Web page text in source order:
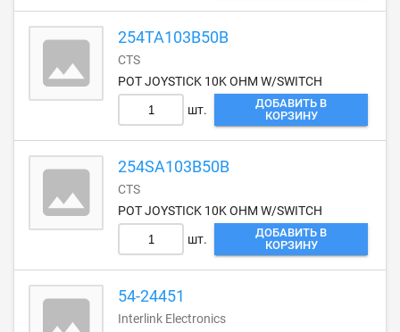
254TA103B50B
CTS
POT JOYSTICK 10K OHM W/SWITCH
шт.
ДОБАВИТЬ В
КОРЗИНУ
254SA103B50B
CTS
POT JOYSTICK 10K OHM W/SWITCH
шт.
ДОБАВИТЬ В
КОРЗИНУ
54-24451
Interlink Electronics